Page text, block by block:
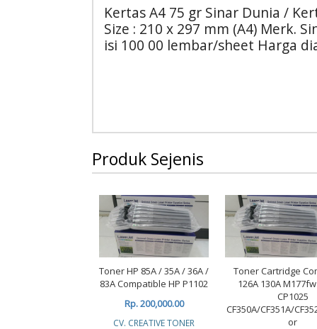
Kertas A4 75 gr Sinar Dunia /
Size : 210 x 297 mm (A4) Merk.
isi 100 00 lembar/sheet Harga
Produk Sejenis
Toner HP 85A / 35A / 36A /
83A Compatible HP P1102
Rp. 200,000.00
CV. CREATIVE TONER
Toner Cartridge
126A 130A
CP1025
CF350A/CF351A/
or